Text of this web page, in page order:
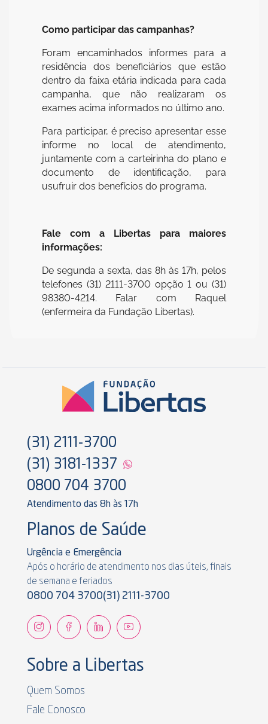
Como participar das campanhas?
Foram encaminhados informes para a
residência dos beneficiários que estão
dentro da faixa etária indicada para cada
campanha, que não realizaram os
exames acima informados no último ano.
Para participar, é preciso apresentar esse
informe no local de atendimento,
juntamente com a carteirinha do plano e
documento de identificação, para
usufruir dos benefícios do programa.
Fale com a Libertas para maiores
informações:
De segunda a sexta, das 8h às 17h, pelos
telefones (31) 2111-3700 opção 1 ou (31)
98380-4214. Falar com Raquel
(enfermeira da Fundação Libertas).
(31) 2111-3700
(31) 3181-1337
0800 704 3700
Atendimento das 8h às 17h
Planos de Saúde
Urgência e Emergência
Após o horário de atendimento nos dias úteis, finais
de semana e feriados
0800 704 3700(31) 2111-3700
Sobre a Libertas
Quem Somos
Fale Conosco